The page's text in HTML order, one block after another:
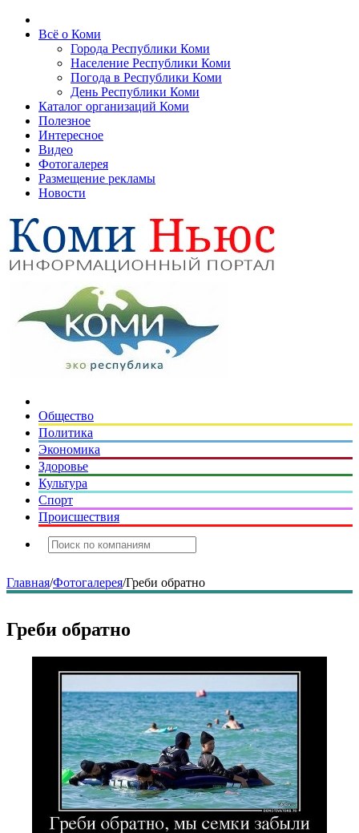
Всё о Коми
Города Республики Коми
Население Республики Коми
Погода в Республики Коми
День Республики Коми
Каталог организаций Коми
Полезное
Интересное
Видео
Фотогалерея
Размещение рекламы
Новости
Общество
Политика
Экономика
Здоровье
Культура
Спорт
Происшествия
Главная/Фотогалерея/Греби обратно
Греби обратно